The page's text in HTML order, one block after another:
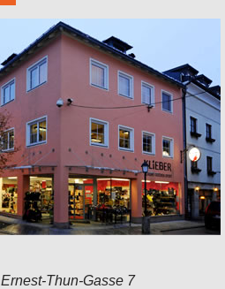
Ernest-Thun-Gasse 7